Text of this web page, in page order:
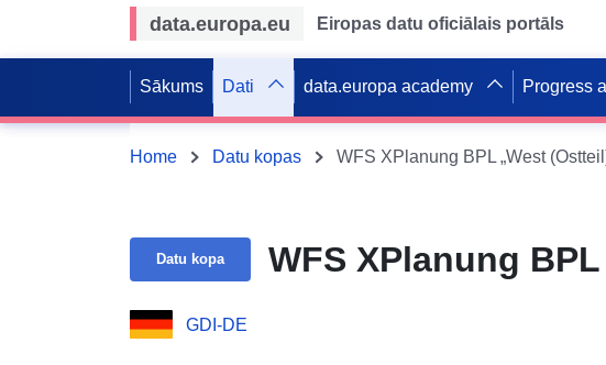
data.europa.eu Eiropas datu oficiālais portāls
Sākums Dati data.europa academy Progress
Home Datu kopas WFS XPlanung BPL „West
Datu kopa WFS XPlanung
GDI-DE